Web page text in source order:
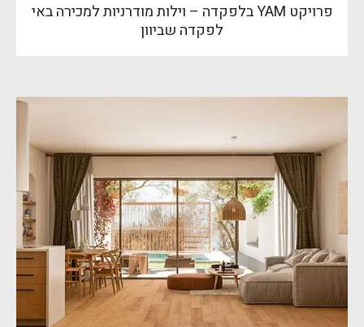
פרויקט YAM בלפקדה – וילות מודרניות למכירה באי
לפקדה שביוון